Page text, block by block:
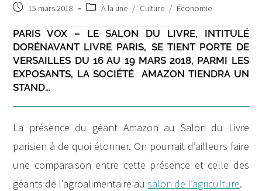
Post15 mars 2018
PostÀ la une / Culture / Économie
PARIS VOX – LE SALON DU LIVRE, INTITULÉ
DORÉNAVANT LIVRE PARIS, SE TIENT PORTE DE
VERSAILLES DU 16 AU 19 MARS 2018, PARMI LES
EXPOSANTS, LA SOCIÉTÉ AMAZON TIENDRA UN
STAND…
La présence du géant Amazon au Salon du Livre
parisien à de quoi étonner. On pourrait d’ailleurs faire
une comparaison entre cette présence et celle des
géants de l’agroalimentaire ausalon de l’agriculture.